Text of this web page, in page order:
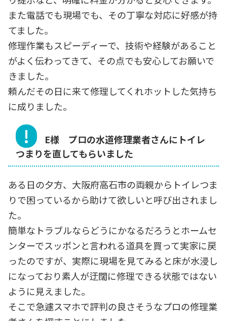
また電話でも現場でも、その丁寧な対応に好感が持
てました。
修理作業もスピーディーで、技術や経験があること
がよく伝わってきて、その点でも安心してお願いで
きました。
頼んだその日に来て修理してくれホットした気持ち
に成りました。
E様 プロの水道修理業者さんにトイレ
つまりを直してもらいました
ある日の夕方、大阪府高石市の両親からトイレつま
りで困っているから助けて欲しいと呼び出されまし
た。
簡単なトラブルならどうにかなるだろうとホームセ
ンターでスッポンと言われる道具を買って実家に戻
ったのですが、実際に現場を見てみると床が水浸し
になっており素人が迂闊に修理できる状態ではない
ように見えました。
そこで急遽スマホで評判の良さそうなプロの修理業